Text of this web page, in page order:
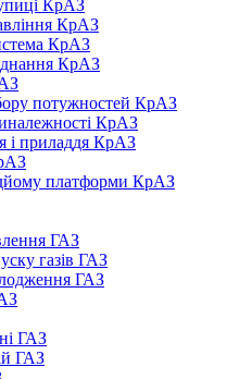
КрАЗ
КрАЗ
КрАЗ
КрАЗ
потужностей КрАЗ
КрАЗ
і приладдя КрАЗ
платформи КрАЗ
ГАЗ
газів ГАЗ
ГАЗ
ГАЗ
ГАЗ